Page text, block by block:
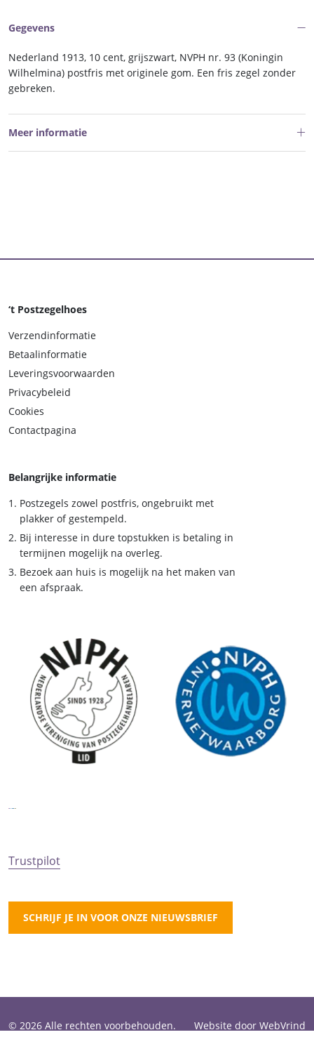
Gegevens
Nederland 1913, 10 cent, grijszwart, NVPH nr. 93 (Koningin
Wilhelmina) postfris met originele gom. Een fris zegel zonder
gebreken.
Meer informatie
‘t Postzegelhoes
Verzendinformatie
Betaalinformatie
Leveringsvoorwaarden
Privacybeleid
Cookies
Contactpagina
Belangrijke informatie
Postzegels zowel postfris, ongebruikt met
plakker of gestempeld.
Bij interesse in dure topstukken is betaling in
termijnen mogelijk na overleg.
Bezoek aan huis is mogelijk na het maken van
een afspraak.
Trustpilot
SCHRIJF JE IN VOOR ONZE NIEUWSBRIEF
© 2026 Alle rechten voorbehouden. Website door WebVrind